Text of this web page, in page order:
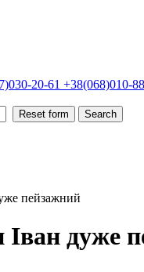
20-61 +38(068)010-
Reset form Search
пейзажний
Іван дуже